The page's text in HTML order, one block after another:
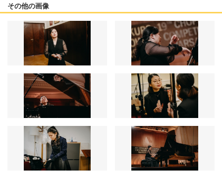
その他の画像